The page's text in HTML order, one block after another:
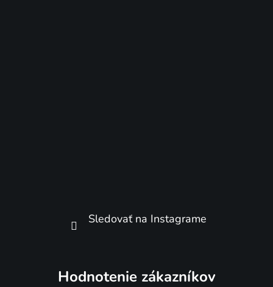
Hodnotenie zákazníkov
Sledovať na Instagrame